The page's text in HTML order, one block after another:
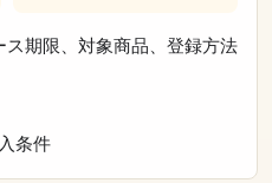
期限、対象商品、登録方法
条件